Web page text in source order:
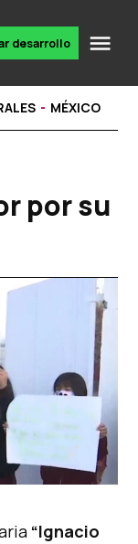
desarrollo
MÉXICO
por su
“Ignacio